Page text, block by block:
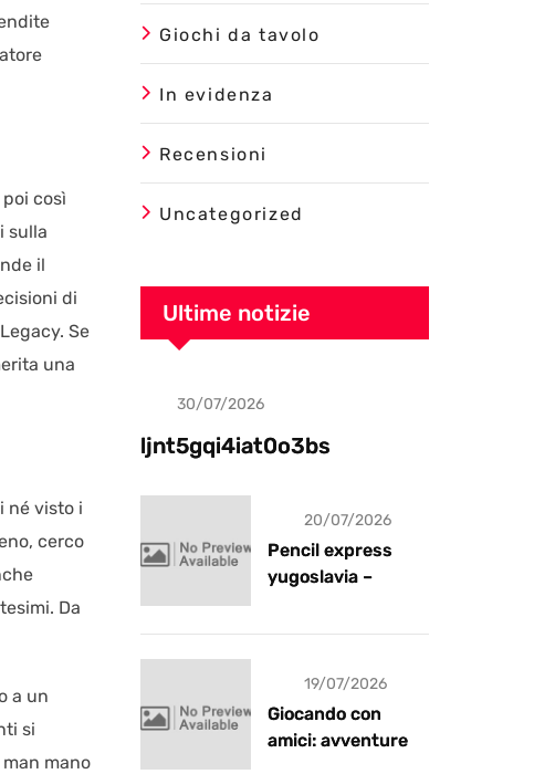
così
sulla
il
di
Se
una
né visto i
cerco
Da
a un
si
mano
Giochi da tavolo
In evidenza
Recensioni
Uncategorized
Ultime notizie
Uncategorized
30/07/2026
ljnt5gqi4iat0o3bs
20/07/2026
Pencil express
yugoslavia –
19/07/2026
Giocando con
amici: avventure e